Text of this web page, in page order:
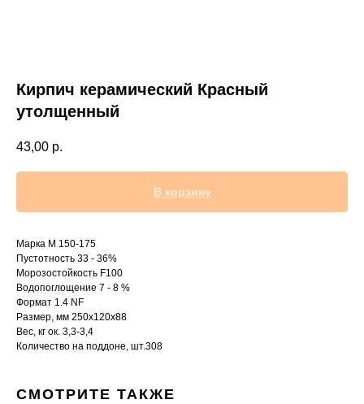
Кирпич керамический Красный
утолщенный
43,00 р.
В корзину
Марка М 150-175
Пустотность 33 - 36%
Морозостойкость F100
Водопоглощение 7 - 8 %
Формат 1.4 NF
Размер, мм 250х120х88
Вес, кг ок. 3,3-3,4
Количество на поддоне, шт.308
СМОТРИТЕ ТАКЖЕ